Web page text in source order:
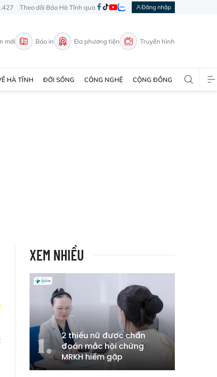
Theo dõi Báo Hà Tĩnh qua Đăng nhập
mới Báo in Đa phương tiện Truyền hình
HÀ TĨNH ĐỜI SỐNG CÔNG NGHỆ CỘNG ĐỒNG
XEM NHIỀU
2 thiếu nữ được chẩn
đoán mắc hội chứng
MRKH hiếm gặp